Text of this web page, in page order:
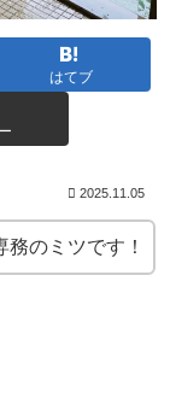
はてブ
2025.11.05
のミツです！